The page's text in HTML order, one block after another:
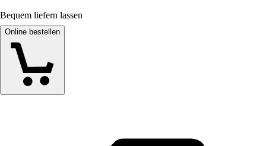
Bequem liefern lassen
Online bestellen